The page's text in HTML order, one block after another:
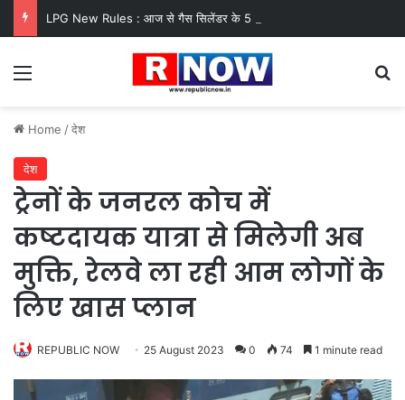
Menu
Home /देश
देश
ट्रेनों के जनरल कोच में
कष्टदायक यात्रा से मिलेगी अब
मुक्ति, रेलवे ला रही आम लोगों के
लिए खास प्लान
REPUBLIC NOW 25 August 2023 0 74 1 minute read